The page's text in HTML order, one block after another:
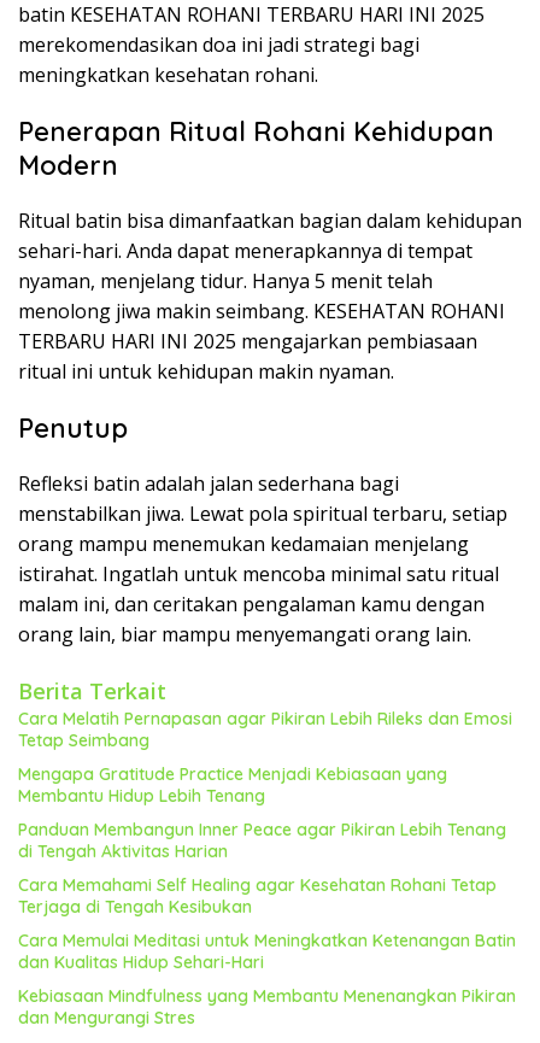
batin KESEHATAN ROHANI TERBARU HARI INI 2025
merekomendasikan doa ini jadi strategi bagi
meningkatkan kesehatan rohani.
Penerapan Ritual Rohani Kehidupan
Modern
Ritual batin bisa dimanfaatkan bagian dalam kehidupan
sehari-hari. Anda dapat menerapkannya di tempat
nyaman, menjelang tidur. Hanya 5 menit telah
menolong jiwa makin seimbang. KESEHATAN ROHANI
TERBARU HARI INI 2025 mengajarkan pembiasaan
ritual ini untuk kehidupan makin nyaman.
Penutup
Refleksi batin adalah jalan sederhana bagi
menstabilkan jiwa. Lewat pola spiritual terbaru, setiap
orang mampu menemukan kedamaian menjelang
istirahat. Ingatlah untuk mencoba minimal satu ritual
malam ini, dan ceritakan pengalaman kamu dengan
orang lain, biar mampu menyemangati orang lain.
Berita Terkait
Cara Melatih Pernapasan agar Pikiran Lebih Rileks dan Emosi
Tetap Seimbang
Mengapa Gratitude Practice Menjadi Kebiasaan yang
Membantu Hidup Lebih Tenang
Panduan Membangun Inner Peace agar Pikiran Lebih Tenang
di Tengah Aktivitas Harian
Cara Memahami Self Healing agar Kesehatan Rohani Tetap
Terjaga di Tengah Kesibukan
Cara Memulai Meditasi untuk Meningkatkan Ketenangan Batin
dan Kualitas Hidup Sehari-Hari
Kebiasaan Mindfulness yang Membantu Menenangkan Pikiran
dan Mengurangi Stres